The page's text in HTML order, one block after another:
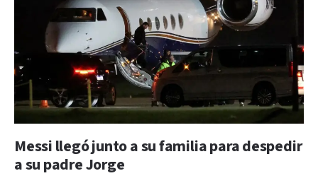
Messi llegó junto a su familia para despedir
a su padre Jorge